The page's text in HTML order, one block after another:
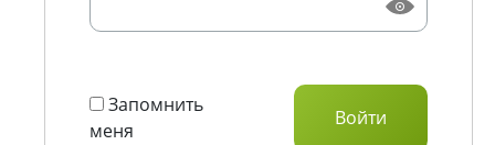
Запомнить
меня